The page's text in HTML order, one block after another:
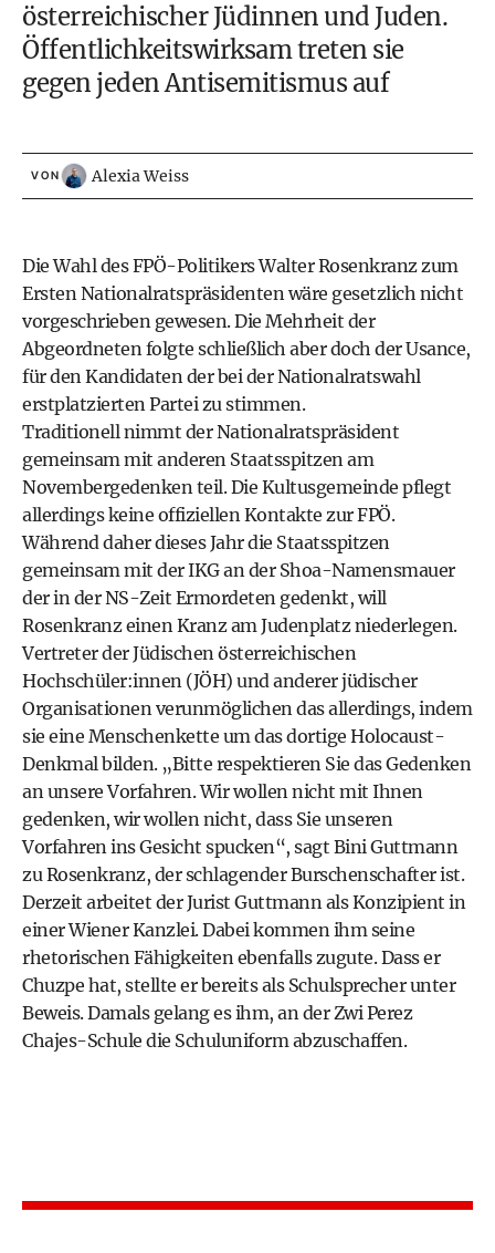
österreichischer Jüdinnen und Juden.
Öffentlichkeitswirksam treten sie
gegen jeden Antisemitismus auf
VON Alexia Weiss
Die Wahl des FPÖ-Politikers Walter Rosenkranz zum
Ersten Nationalratspräsidenten wäre gesetzlich nicht
vorgeschrieben gewesen. Die Mehrheit der
Abgeordneten folgte schließlich aber doch der Usance,
für den Kandidaten der bei der Nationalratswahl
erstplatzierten Partei zu stimmen.
Traditionell nimmt der Nationalratspräsident
gemeinsam mit anderen Staatsspitzen am
Novembergedenken teil. Die Kultusgemeinde pflegt
allerdings keine offiziellen Kontakte zur FPÖ.
Während daher dieses Jahr die Staatsspitzen
gemeinsam mit der IKG an der Shoa-Namensmauer
der in der NS-Zeit Ermordeten gedenkt, will
Rosenkranz einen Kranz am Judenplatz niederlegen.
Vertreter der Jüdischen österreichischen
Hochschüler:innen (JÖH) und anderer jüdischer
Organisationen verunmöglichen das allerdings, indem
sie eine Menschenkette um das dortige Holocaust-
Denkmalbilden. „Bitte respektieren Sie das Gedenken
an unsere Vorfahren. Wir wollen nicht mit Ihnen
gedenken, wir wollen nicht, dass Sie unseren
Vorfahren ins Gesicht spucken“, sagt Bini Guttmann
zu Rosenkranz, der schlagender Burschenschafter ist.
Derzeit arbeitet der Jurist Guttmann als Konzipient in
einer Wiener Kanzlei. Dabei kommen ihm seine
rhetorischen Fähigkeiten ebenfalls zugute. Dass er
Chuzpe hat, stellte er bereits als Schulsprecher unter
Beweis. Damals gelang es ihm, an der Zwi Perez
Chajes-­Schule die Schuluniform abzuschaffen.